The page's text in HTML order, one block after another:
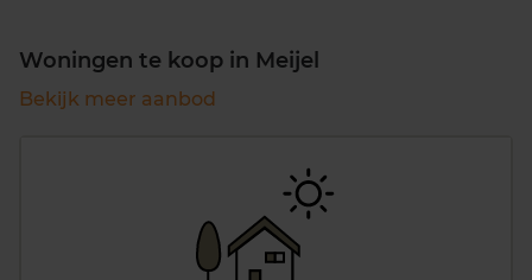
Woningen te koop in Meijel
Bekijk meer aanbod